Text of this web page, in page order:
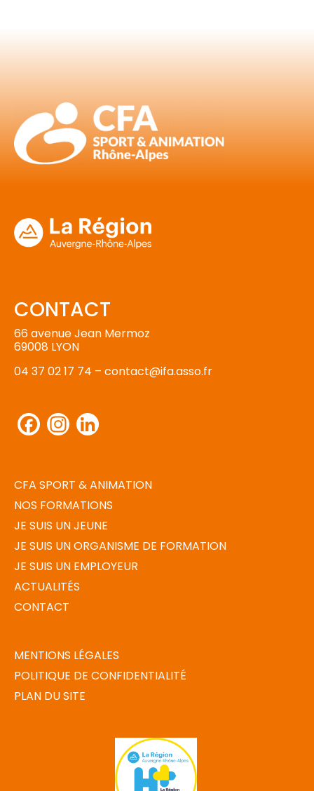
CONTACT
66 avenue Jean Mermoz
69008 LYON
04 37 02 17 74 – contact@ifa.asso.fr
CFA SPORT & ANIMATION
NOS FORMATIONS
JE SUIS UN JEUNE
JE SUIS UN ORGANISME DE FORMATION
JE SUIS UN EMPLOYEUR
ACTUALITÉS
CONTACT
MENTIONS LÉGALES
POLITIQUE DE CONFIDENTIALITÉ
PLAN DU SITE